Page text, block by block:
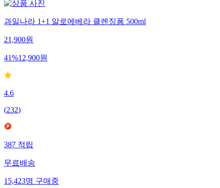
과일나라 1+1 알로에베라 클렌징폼 500ml
21,900원
41%12,900원
4.6
(232)
387적립
무료배송
15,423명구매중